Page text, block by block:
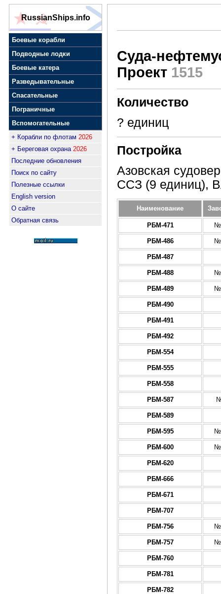
RussianShips.info
Боевые корабли
Подводные лодки
Боевые катера
Разведывательные
Спасательные
Пограничные
Вспомогательные
+ Корабли по флотам 2026
+ Береговая охрана 2026
Последние обновления
Поиск по сайту
Полезные ссылки
English version
О сайте
Обратная связь
Суда-
Проект 1515
Количество
? единиц
Постройка
Азовская
ССЗ (9 единиц),
Наименование
РБМ-471
РБМ-486
РБМ-487
РБМ-488
РБМ-489
РБМ-490
РБМ-491
РБМ-492
РБМ-554
РБМ-555
РБМ-558
РБМ-587
РБМ-589
РБМ-595
РБМ-600
РБМ-620
РБМ-666
РБМ-671
РБМ-707
РБМ-756
РБМ-757
РБМ-760
РБМ-781
РБМ-782